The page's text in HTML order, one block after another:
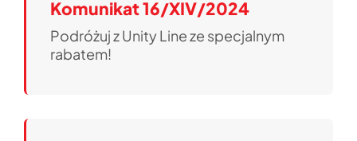
Komunikat 16/XIV/2024
Podróżuj z Unity Line ze specjalnym
rabatem!